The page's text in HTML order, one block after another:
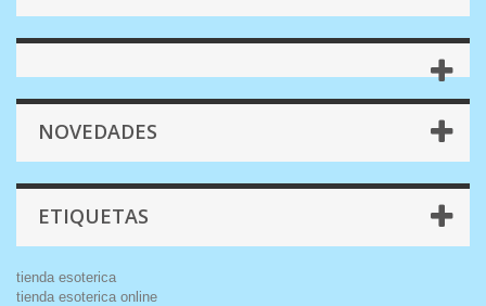
NOVEDADES
ETIQUETAS
tienda esoterica
tienda esoterica online